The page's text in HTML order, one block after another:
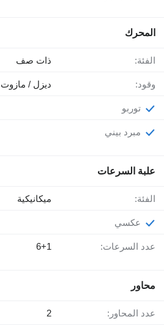
المحرك
الفئة: ذات صف
وقود: ديزل / مازوت
توربو
مبرد بيني
علبة السرعات
الفئة: ميكانيكية
عكسي
عدد السرعات: 6+1
محاور
عدد المحاور: 2